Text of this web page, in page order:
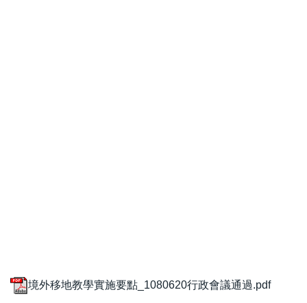
境外移地教學實施要點_1080620行政會議通過.pdf